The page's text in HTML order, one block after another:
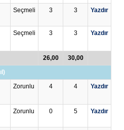
Seçmeli 3 3 Yazdır
Seçmeli 3 3 Yazdır
26,00
30,00
Zorunlu 4 4 Yazdır
Zorunlu 0 5 Yazdır